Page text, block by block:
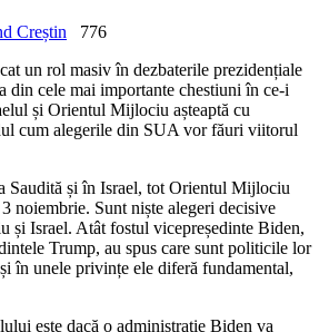
Creștin
776
un rol masiv în dezbaterile prezidențiale
din cele mai importante chestiuni în ce-i
și Orientul Mijlociu așteaptă cu
cum alegerile din SUA vor făuri viitorul
Saudită și în Israel, tot Orientul Mijlociu
noiembrie. Sunt niște alegeri decisive
și Israel. Atât fostul vicepreședinte Biden,
Trump, au spus care sunt politicile lor
în unele privințe ele diferă fundamental,
este dacă o administrație Biden va